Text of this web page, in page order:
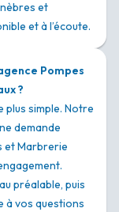
et
et à l’écoute.
Pompes
?
plus simple. Notre
demande
et Marbrerie
préalable, puis
à vos questions